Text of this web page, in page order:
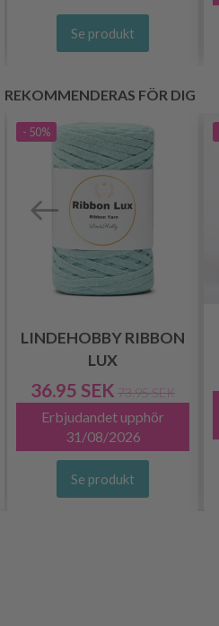
Se produkt
REKOMMENDERAS FÖR DIG
- 50%
LINDEHOBBY RIBBON
LUX
36.95 SEK 73.95 SEK
Erbjudandet upphör
31/08/2026
Se produkt